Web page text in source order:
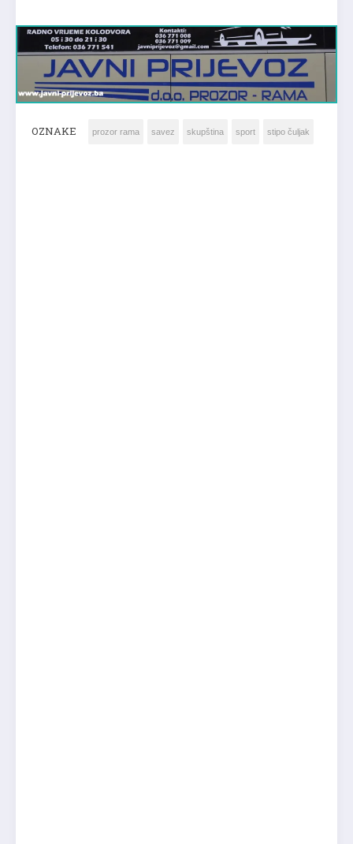
OZNAKE prozor rama savez skupština sport stipo čuljak